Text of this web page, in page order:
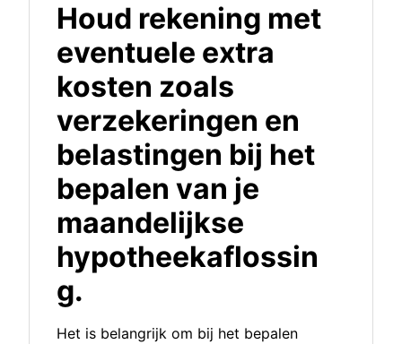
Houd rekening met
eventuele extra
kosten zoals
verzekeringen en
belastingen bij het
bepalen van je
maandelijkse
hypotheekaflossin
g.
Het is belangrijk om bij het bepalen